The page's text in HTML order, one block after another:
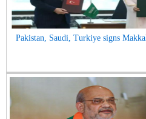
Pakistan, Saudi, Turkiye signs